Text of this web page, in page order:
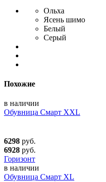
Ольха
Ясень шимо
Белый
Серый
Похожие
в наличии
Обувница Смарт XXL
6298 руб.
6928 руб.
Горизонт
в наличии
Обувница Смарт XL